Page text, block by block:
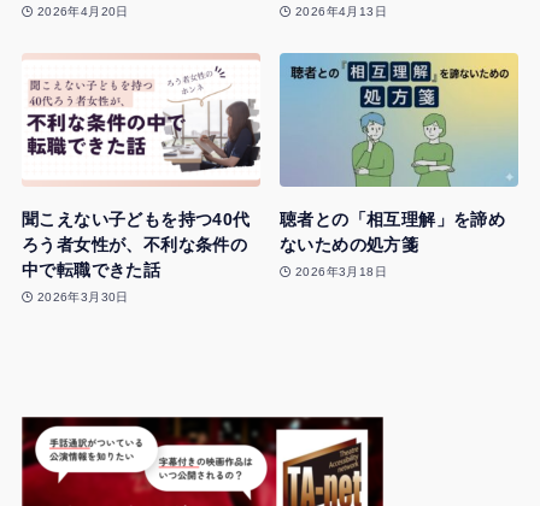
2026年4月20日 2026年4月13日
聞こえない子どもを持つ40代
ろう者女性が、不利な条件の
中で転職できた話
2026年3月30日
聴者との「相互理解」を諦め
ないための処方箋
2026年3月18日